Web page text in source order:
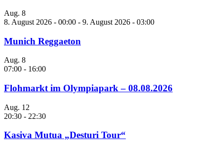
Aug. 8
8. August 2026 - 00:00 - 9. August 2026 - 03:00
Munich Reggaeton
Aug. 8
07:00 - 16:00
Flohmarkt im Olympiapark – 08.08.2026
Aug. 12
20:30 - 22:30
Kasiva Mutua „Desturi Tour“